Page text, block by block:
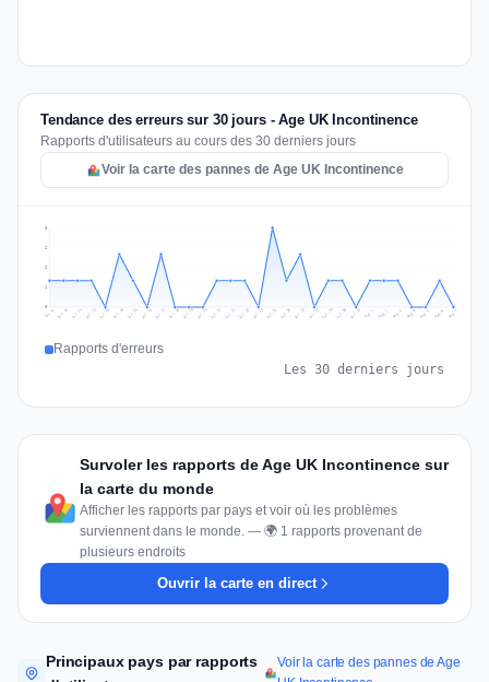
Tendance des erreurs sur 30 jours - Age UK Incontinence
Rapports d'utilisateurs au cours des 30 derniers jours
Voir la carte des pannes de Age UK Incontinence
1
2
2
3
Jul 9 Jul 10 Jul 11 Jul 12 Jul 13 Jul 14 Jul 15 Jul 16 Jul 17 Jul 18 Jul 19 Jul 20 Jul 21 Jul 22 Jul 23 Jul 24 Jul 25 Jul 26 Jul 27 Jul 28 Jul 29 Jul 30 Jul 31 Aug 1 Aug 2 Aug 3 Aug 4 Aug 5 Aug 6 Aug 7
Rapports d'erreurs
Les 30 derniers jours
Survoler les rapports de Age UK Incontinence sur
la carte du monde
Afficher les rapports par pays et voir où les problèmes
surviennent dans le monde. — 🌍 1 rapports provenant de
plusieurs endroits
Ouvrir la carte en direct
Principaux pays par rapports
Voir la carte des pannes de Age